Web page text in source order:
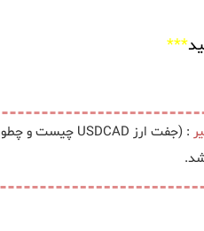
***
: (جفت ارز USDCAD چیست و چطور با آن معامله انجام بدیم؟)